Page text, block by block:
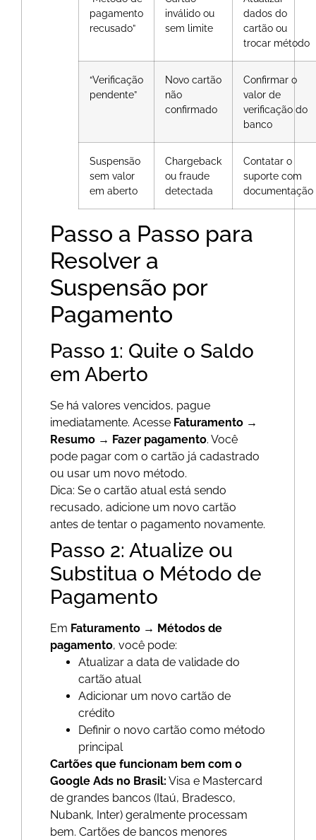
pagamento
recusado”
inválido ou
sem limite
dados do
cartão ou
trocar método
“Verificação
pendente”
Novo cartão
não
confirmado
Confirmar o
valor de
verificação do
banco
Suspensão
sem valor
em aberto
Chargeback
ou fraude
detectada
Contatar o
suporte com
documentação
Passo a Passo para
Resolver a
Suspensão por
Pagamento
Passo 1: Quite o Saldo
em Aberto
Se há valores vencidos, pague
imediatamente. Acesse Faturamento →
Resumo → Fazer pagamento. Você
pode pagar com o cartão já cadastrado
ou usar um novo método.
Dica: Se o cartão atual está sendo
recusado, adicione um novo cartão
antes de tentar o pagamento novamente.
Passo 2: Atualize ou
Substitua o Método de
Pagamento
Em Faturamento → Métodos de
pagamento, você pode:
Atualizar a data de validade do
cartão atual
Adicionar um novo cartão de
crédito
Definir o novo cartão como método
principal
Cartões que funcionam bem com o
Google Ads no Brasil: Visa e Mastercard
de grandes bancos (Itaú, Bradesco,
Nubank, Inter) geralmente processam
bem. Cartões de bancos menores